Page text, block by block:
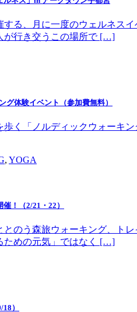
る、月に一度のウェルネス
が行き交うこの場所で […]
グ体験イベント（参加費無料）
く「ノルディックウォーキ
, YOGA
！（2/21・22）
のう森旅ウォーキング、ト
ための元気」ではなく […]
）